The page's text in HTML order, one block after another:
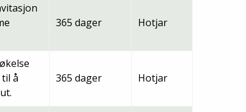
365 dager Hotjar
å
365 dager Hotjar